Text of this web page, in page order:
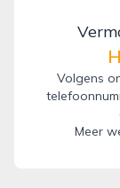
Volgens
Meer